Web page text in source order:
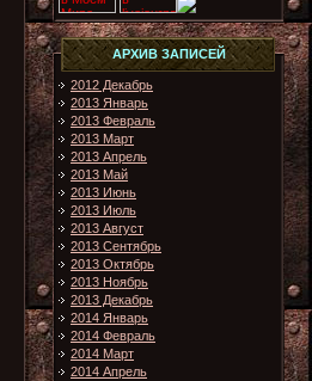
АРХИВ ЗАПИСЕЙ
2012 Декабрь
2013 Январь
2013 Февраль
2013 Март
2013 Апрель
2013 Май
2013 Июнь
2013 Июль
2013 Август
2013 Сентябрь
2013 Октябрь
2013 Ноябрь
2013 Декабрь
2014 Январь
2014 Февраль
2014 Март
2014 Апрель